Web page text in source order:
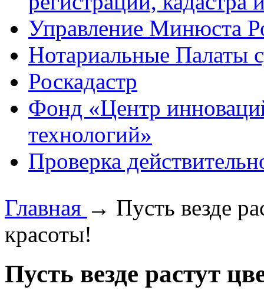
Управление Минюста
Нотариальные Палаты
Роскадастр
Фонд «Центр
технологий»
Проверка
Главная → Пусть везде
красоты!
Пусть везде растут